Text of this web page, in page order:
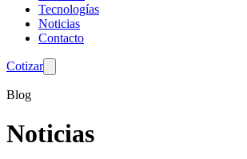
Tecnologías
Noticias
Contacto
Cotizar
Blog
Noticias